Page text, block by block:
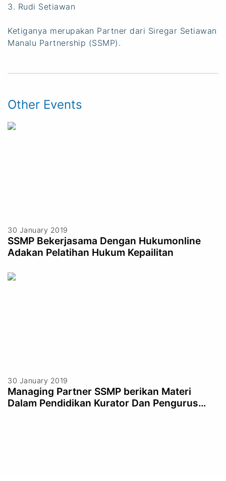
3. Rudi Setiawan
Ketiganya merupakan Partner dari Siregar Setiawan
Manalu Partnership (SSMP).
Other Events
30 January 2019
SSMP Bekerjasama Dengan Hukumonline
Adakan Pelatihan Hukum Kepailitan
30 January 2019
Managing Partner SSMP berikan Materi
Dalam Pendidikan Kurator Dan Pengurus